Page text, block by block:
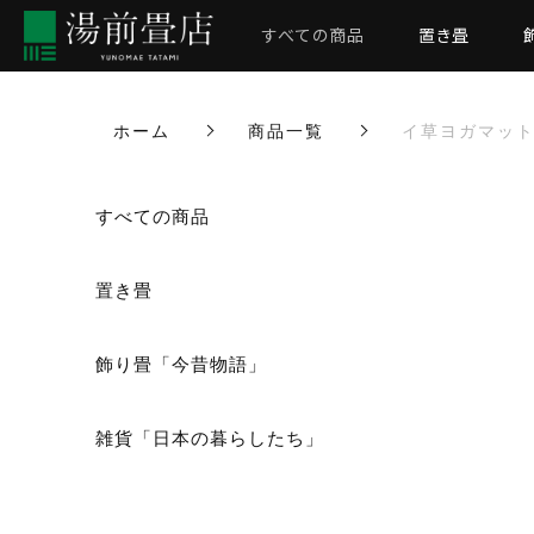
すべての商品 置き畳
ホーム 商品一覧 イ草ヨガマット
すべての商品
置き畳
飾り畳「今昔物語」
雑貨「日本の暮らしたち」